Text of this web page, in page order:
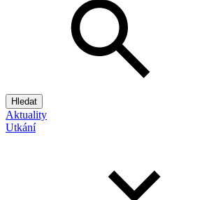
Hledat
Aktuality
Utkání